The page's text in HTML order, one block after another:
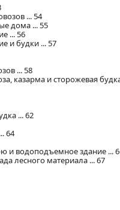
... 54
дома ... 55
... 56
и будки ... 57
... 58
казарма и сторожевая
... 62
64
и водоподъемное здание ...
лесного материала ... 67